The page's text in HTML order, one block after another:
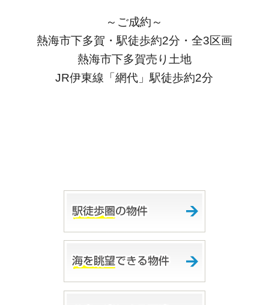
～ご成約～
熱海市下多賀・駅徒歩約2分・全3区画
熱海市下多賀売り土地
JR伊東線「網代」駅徒歩約2分